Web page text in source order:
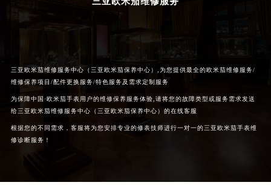
三亚欧米茄维修服务中心（三亚欧米茄保养中心）,为您提供最全的欧米茄维修服务/
维修保养项目/配件更换服务/特色服务及需求定制服务
为保障中国·欧米茄手表用户的维修保养服务体验,请将您的故障类型或服务需求发送
给三亚欧米茄维修服务中心（三亚欧米茄保养中心）的在线客服
根据您的不同需求，客服将为您安排专业的修表技师进行一对一的三亚欧米茄手表维
修诊断服务！